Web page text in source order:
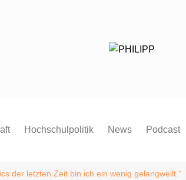
Hochschulpolitik News Podcast
der letzten Zeit bin ich ein wenig gelangweilt.“